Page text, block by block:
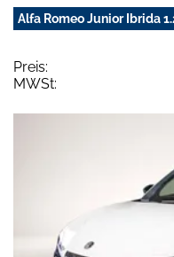
Alfa Romeo Junior Ibrida
Preis:
MWSt: